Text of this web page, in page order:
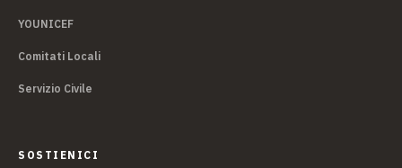
YOUNICEF
Comitati Locali
Servizio Civile
SOSTIENICI